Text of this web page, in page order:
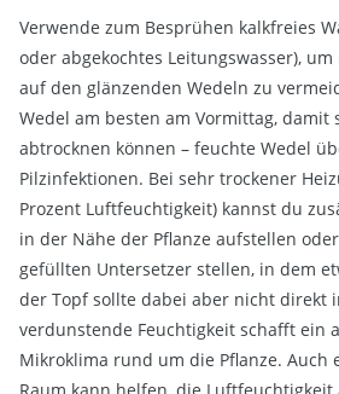
Verwende zum Besprühen kalkfreies
oder abgekochtes Leitungswasser),
auf den glänzenden Wedeln zu
Wedel am besten am Vormittag, damit
abtrocknen können – feuchte Wedel
Pilzinfektionen. Bei sehr trockener
Prozent Luftfeuchtigkeit) kannst du
in der Nähe der Pflanze aufstellen
gefüllten Untersetzer stellen, in dem
der Topf sollte dabei aber nicht direkt
verdunstende Feuchtigkeit schafft ein
Mikroklima rund um die Pflanze. Auch
Raum kann helfen, die Luftfeuchtigkeit